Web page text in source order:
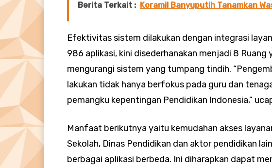
Berita Terkait : Koramil Banyuputih Tanamkan
Efektivitas sistem dilakukan dengan integrasi
986 aplikasi, kini disederhanakan menjadi 8
mengurangi sistem yang tumpang tindih.
lakukan tidak hanya berfokus pada guru dan
pemangku kepentingan Pendidikan Indonesia,”
Manfaat berikutnya yaitu kemudahan akses
Sekolah, Dinas Pendidikan dan aktor pendidikan
berbagai aplikasi berbeda. Ini diharapkan dapat